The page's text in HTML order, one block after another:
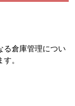
る倉庫管理につい
。